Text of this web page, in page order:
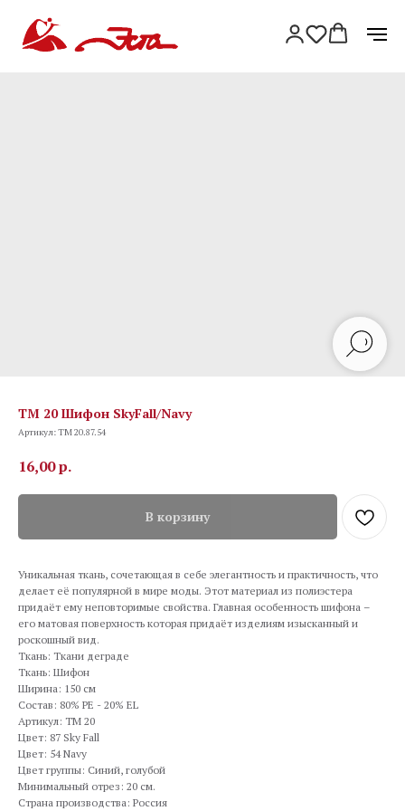
TM 20 Шифон SkyFall/Navy
Артикул:TM 20.87.54
16,00р.
В корзину
Уникальная ткань, сочетающая в себе элегантность и практичность, что
делает её популярной в мире моды. Этот материал из полиэстера
придаёт ему неповторимые свойства. Главная особенность шифона –
его матовая поверхность которая придаёт изделиям изысканный и
роскошный вид.
Ткань: Ткани деграде
Ткань: Шифон
Ширина: 150 см
Состав: 80% PE - 20% EL
Артикул: TM 20
Цвет: 87 Sky Fall
Цвет: 54 Navy
Цвет группы: Синий, голубой
Минимальный отрез: 20 см.
Страна производства: Россия